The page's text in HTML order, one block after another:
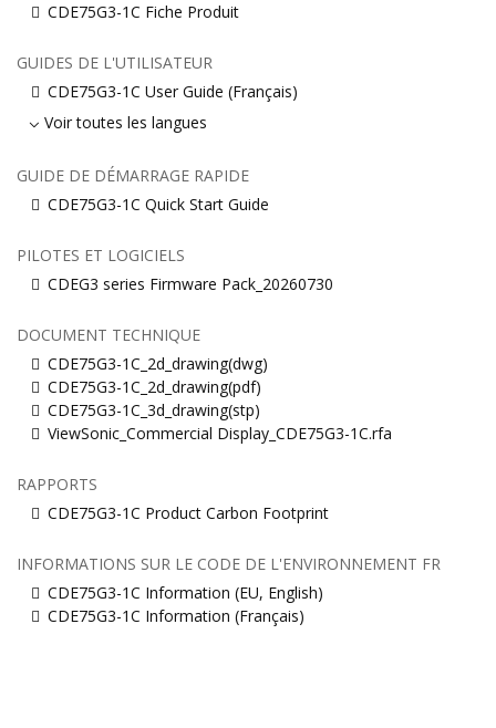
CDE75G3-1C Fiche Produit
GUIDES DE L'UTILISATEUR
CDE75G3-1C User Guide (Français)
Voir toutes les langues
GUIDE DE DÉMARRAGE RAPIDE
CDE75G3-1C Quick Start Guide
PILOTES ET LOGICIELS
CDEG3 series Firmware Pack_20260730
DOCUMENT TECHNIQUE
CDE75G3-1C_2d_drawing(dwg)
CDE75G3-1C_2d_drawing(pdf)
CDE75G3-1C_3d_drawing(stp)
ViewSonic_Commercial Display_CDE75G3-1C.rfa
RAPPORTS
CDE75G3-1C Product Carbon Footprint
INFORMATIONS SUR LE CODE DE L'ENVIRONNEMENT FR
CDE75G3-1C Information (EU, English)
CDE75G3-1C Information (Français)